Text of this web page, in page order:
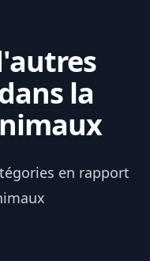
la
en rapport